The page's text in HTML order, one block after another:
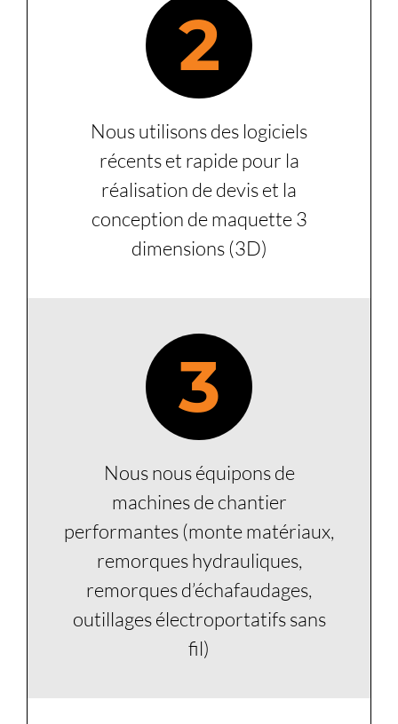
2
Nous utilisons des logiciels
récents et rapide pour la
réalisation de devis et la
conception de maquette 3
dimensions (3D)
3
Nous nous équipons de
machines de chantier
performantes (monte matériaux,
remorques hydrauliques,
remorques d’échafaudages,
outillages électroportatifs sans
fil)